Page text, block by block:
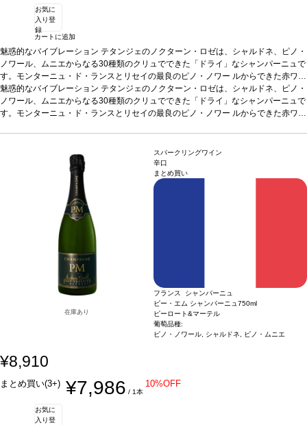
お気に
入り登
録
カートに追加
魅惑的なバイブレーション テタンジェのノクターン・ロゼは、シャルドネ、ピノ・
ノワール、ムニエからなる30種類のクリュでできた「ドライ」なシャンパーニュで
す。モンターニュ・ド・ランスとリセイの最良のピノ・ノワー ルからできた赤ワイ
ンを12〜15％最終段階のアサンブラージュで加えることで、ロゼの色とふくよか
なコクを楽しむことができます。カーヴでゆっくりと熟成させたドザージュ（17.5
グラム/リットル）は、美しいつやを出します。繊細な泡、ロゼ色の色調、生き生き
濃く鮮やかなピンク色、繊細で綺麗な泡が糸状に立ち上る。フルボデ
ィのノーズを示し、素晴らしく美味しいペイストリーのアロマを伴う。アタックは
まっすぐで幅広く、とてもフレッシュ。口中で広がるタンニンは、シルクのように
滑らか。甘味、酸味、タンニンの見事なバランスに、しっかりとしたストラクチャ
ーが感じられる官能的な一本。
ティーや会食のスタートから最後まで、友人や家族と愉しめるシャンパーニュ。ま
た、デザート、特にチョコレートとよく合う。
ール、ピノ・ムニエ
魅惑的なバイブレーション テタンジェのノクターン・ロゼは、シャルドネ、ピノ・
ノワール、ムニエからなる30種類のクリュでできた「ドライ」なシャンパーニュで
す。モンターニュ・ド・ランスとリセイの最良のピノ・ノワー ルからできた赤ワイ
グラム/リットル）は、美しいつやを出します。繊細な泡、ロゼ色の色調、生き生き
とした豊かな風味を感じます。非常に滑らかなタンニンが口に広がります。シャル
ドネがもたらすフレッシュ感が骨格のとれた見事な調和をもたらします。
濃く鮮やかなピンク色、繊細で綺麗な泡が糸状に立ち上る。フルボデ
ィのノーズを示し、素晴らしく美味しいペイストリーのアロマを伴う。アタックは
まっすぐで幅広く、とてもフレッシュ。口中で広がるタンニンは、シルクのように
滑らか。甘味、酸味、タンニンの見事なバランスに、しっかりとしたストラクチャ
ーが感じられる官能的な一本。
ティーや会食のスタートから最後まで、友人や家族と愉しめるシャンパーニュ。ま
た、デザート、特にチョコレートとよく合う。
ール、ピノ・ムニエ
在庫あり
スパークリングワイン
辛口
まとめ買い
フランス シャンパーニュ
ピー・エム シャンパーニュ 750ml
ピーロート&マーテル
葡萄品種:
ピノ・ノワール, シャルドネ, ピノ・ムニエ
¥8,910
まとめ買い(3+) ¥7,986 / 1本
10%OFF
お気に
入り登